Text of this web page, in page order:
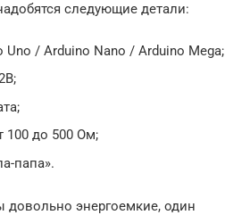
следующие детали:
Uno / Arduino Nano / Arduino Mega;
100 до 500 Ом;
папа».
довольно энергоемкие, один